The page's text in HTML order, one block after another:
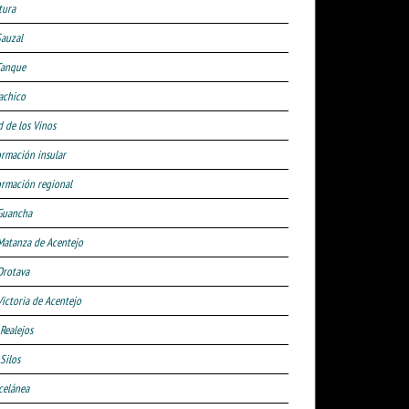
de los Vinos
insular
regional
de Acentejo
de Acentejo